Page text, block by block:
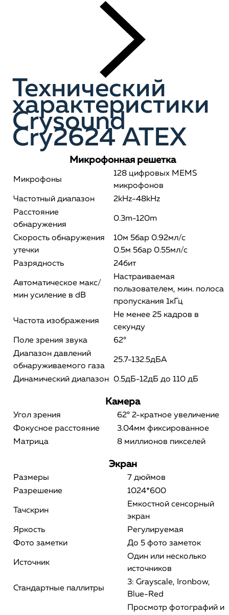
Технический
характеристики
Crysound
Cry2624 АТЕХ
Микрофонная решетка
Микрофоны
128 цифровых MEMS
микрофонов
Частотный диапазон
2kHz-48kHz
Расстояние
обнаружения
0.3m-120m
Скорость обнаружения
утечки
10м 5бар 0.92мл/с
0.5м 5бар 0.55мл/с
Разрядность
24бит
Автоматическое макс/
мин усиление в dB
Настраиваемая
пользователем, мин. полоса
пропускания 1кГц
Частота изображения
Не менее 25 кадров в
секунду
Поле зрения звука
62°
Диапазон давлений
обнаруживаемого газа
25.7-132.5дБА
Динамический диапазон 0.5дБ-12дБ до 110 дБ
Камера
Угол зрения
62° 2-кратное увеличение
Фокусное расстояние
3.04мм фиксированное
Матрица
8 миллионов пикселей
Экран
Размеры
7 дюймов
Разрешение
1024*600
Тачскрин
Емкостной сенсорный
экран
Яркость
Регулируемая
Фото заметки
До 5 фото заметок
Источник
Один или несколько
источников
Стандартные паллитры
3: Grayscale, Ironbow,
Blue-Red
Просмотр фотографий и